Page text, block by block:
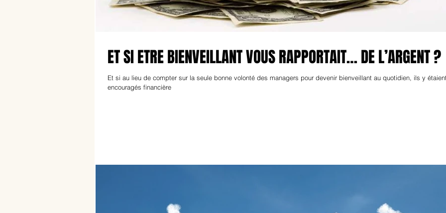
ET SI ETRE BIENVEILLANT VOUS RAPPORTAIT… DE L’ARGENT ?
Et si au lieu de compter sur la seule bonne volonté des managers pour devenir bienveillant au quotidien, ils y
encouragés financière